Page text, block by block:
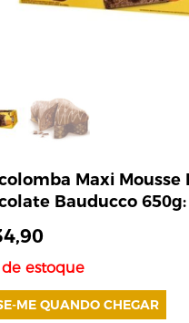
Maxi Mousse
Bauducco 650g:
de estoque
ME QUANDO CHEGAR